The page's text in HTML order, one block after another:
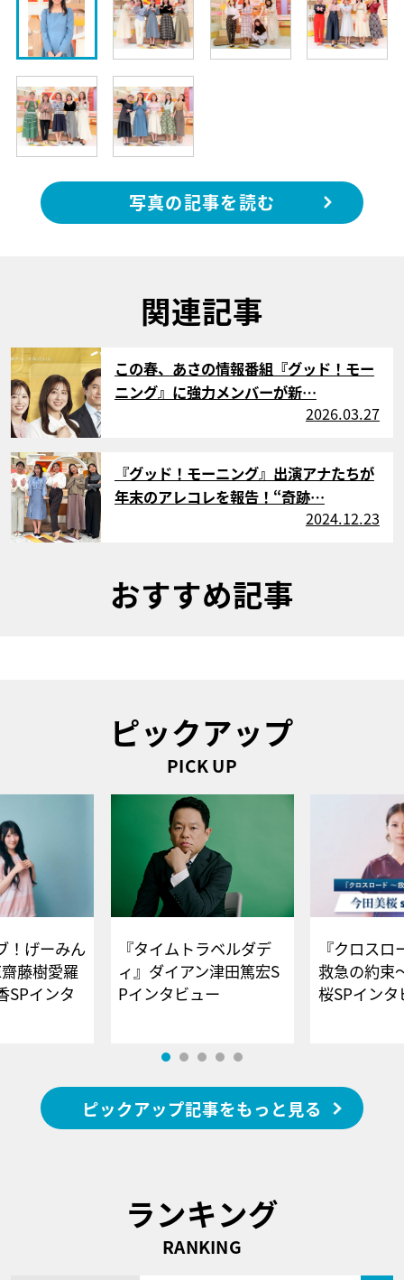
写真の記事を読む
関連記事
サムネイル
この春、あさの情報番組『グッド！モー
ニング』に強力メンバーが新…
2026.03.27
サムネイル
『グッド！モーニング』出演アナたちが
年末のアレコレを報告！“奇跡…
2024.12.23
おすすめ記事
ピックアップ
PICK UP
！げーみん
藤樹愛羅
SPインタ
『タイムトラベルダデ
ィ』ダイアン津田篤宏S
Pインタビュー
『クロス
救急の約束
桜SPイ
ピックアップ記事をもっと見る
ランキング
RANKING